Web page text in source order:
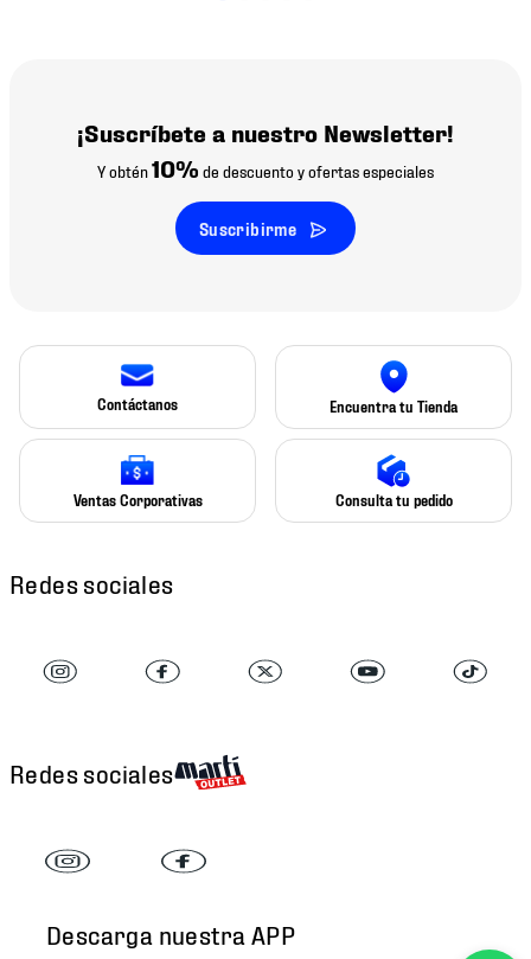
¡Suscríbete a nuestro Newsletter!
Y obtén10% de descuento y ofertas especiales
Suscribirme
Contáctanos Encuentra tu Tienda
Ventas Corporativas Consulta tu pedido
Redes sociales
Redes sociales
Descarga nuestra APP